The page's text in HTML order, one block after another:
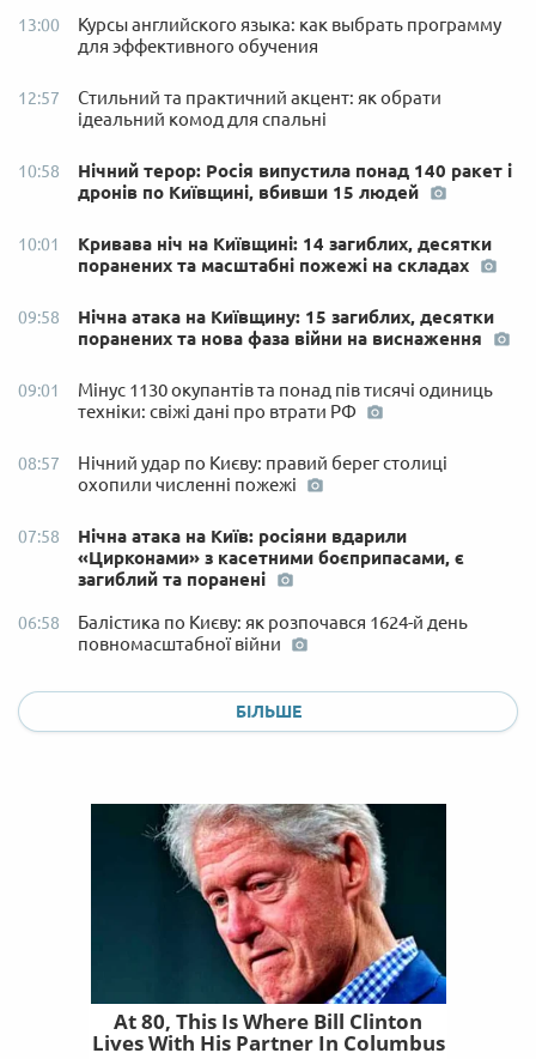
13:00
Курсы английского языка: как выбрать программу
для эффективного обучения
12:57
Стильний та практичний акцент: як обрати
ідеальний комод для спальні
10:58
Нічний терор: Росія випустила понад 140 ракет і
дронів по Київщині, вбивши 15 людей
10:01
Кривава ніч на Київщині: 14 загиблих, десятки
поранених та масштабні пожежі на складах
09:58
Нічна атака на Київщину: 15 загиблих, десятки
поранених та нова фаза війни на виснаження
09:01
Мінус 1130 окупантів та понад пів тисячі одиниць
техніки: свіжі дані про втрати РФ
08:57
Нічний удар по Києву: правий берег столиці
охопили численні пожежі
07:58
Нічна атака на Київ: росіяни вдарили
«Цирконами» з касетними боєприпасами, є
загиблий та поранені
06:58
Балістика по Києву: як розпочався 1624-й день
повномасштабної війни
БІЛЬШЕ
At 80, This Is Where Bill Clinton
Lives With His Partner In Columbus